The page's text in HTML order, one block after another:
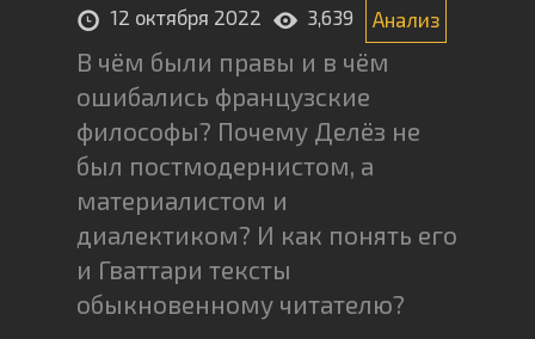
12 октября 2022 3,639 Анализ
В чём были правы и в чём
ошибались французские
философы? Почему Делёз не
был постмодернистом, а
материалистом и
диалектиком? И как понять его
и Гваттари тексты
обыкновенному читателю?